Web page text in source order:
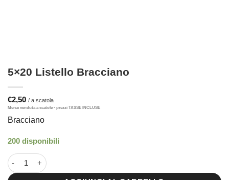
5×20 Listello Bracciano
€2,50
Bracciano
200 disponibili
5x20 Listello Bracciano quantità